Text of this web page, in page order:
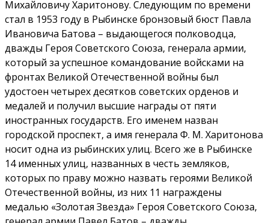
Михайловичу Харитонову. Следующим по времени
стал в 1953 году в Рыбинске бронзовый бюст Павла
Ивановича Батова – выдающегося полководца,
дважды Героя Советского Союза, генерала армии,
который за успешное командование войсками на
фронтах Великой Отечественной войны был
удостоен четырех десятков советских орденов и
медалей и получил высшие награды от пяти
иностранных государств. Его именем назван
городской проспект, а имя генерала Ф. М. Харитонова
носит одна из рыбинских улиц. Всего же в Рыбинске
14 именных улиц, названных в честь земляков,
которых по праву можно назвать героями Великой
Отечественной войны, из них 11 награждены
медалью «Золотая Звезда» Героя Советского Союза,